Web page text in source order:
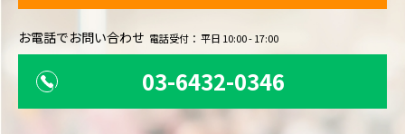
お電話でお問い合わせ 電話受付： 平日 10:00 - 17:00
03-6432-0346